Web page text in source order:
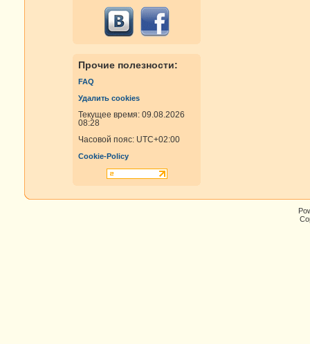
Прочие полезности:
FAQ
Удалить cookies
Текущее время: 09.08.2026
08:28
Часовой пояс: UTC+02:00
Cookie-Policy